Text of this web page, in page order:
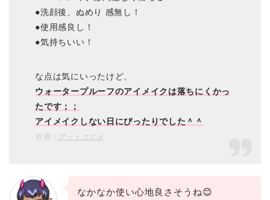
●洗顔後、ぬめり 感無し！
●使用感良し！
●気持ちいい！
な点は気にいったけど、
ウォータープルーフのアイメイクは落ちにくかっ
たです；；
アイメイクしない日にぴったりでした＾＾
引用： アットコスメ
なかなか使い心地良さそうね😊